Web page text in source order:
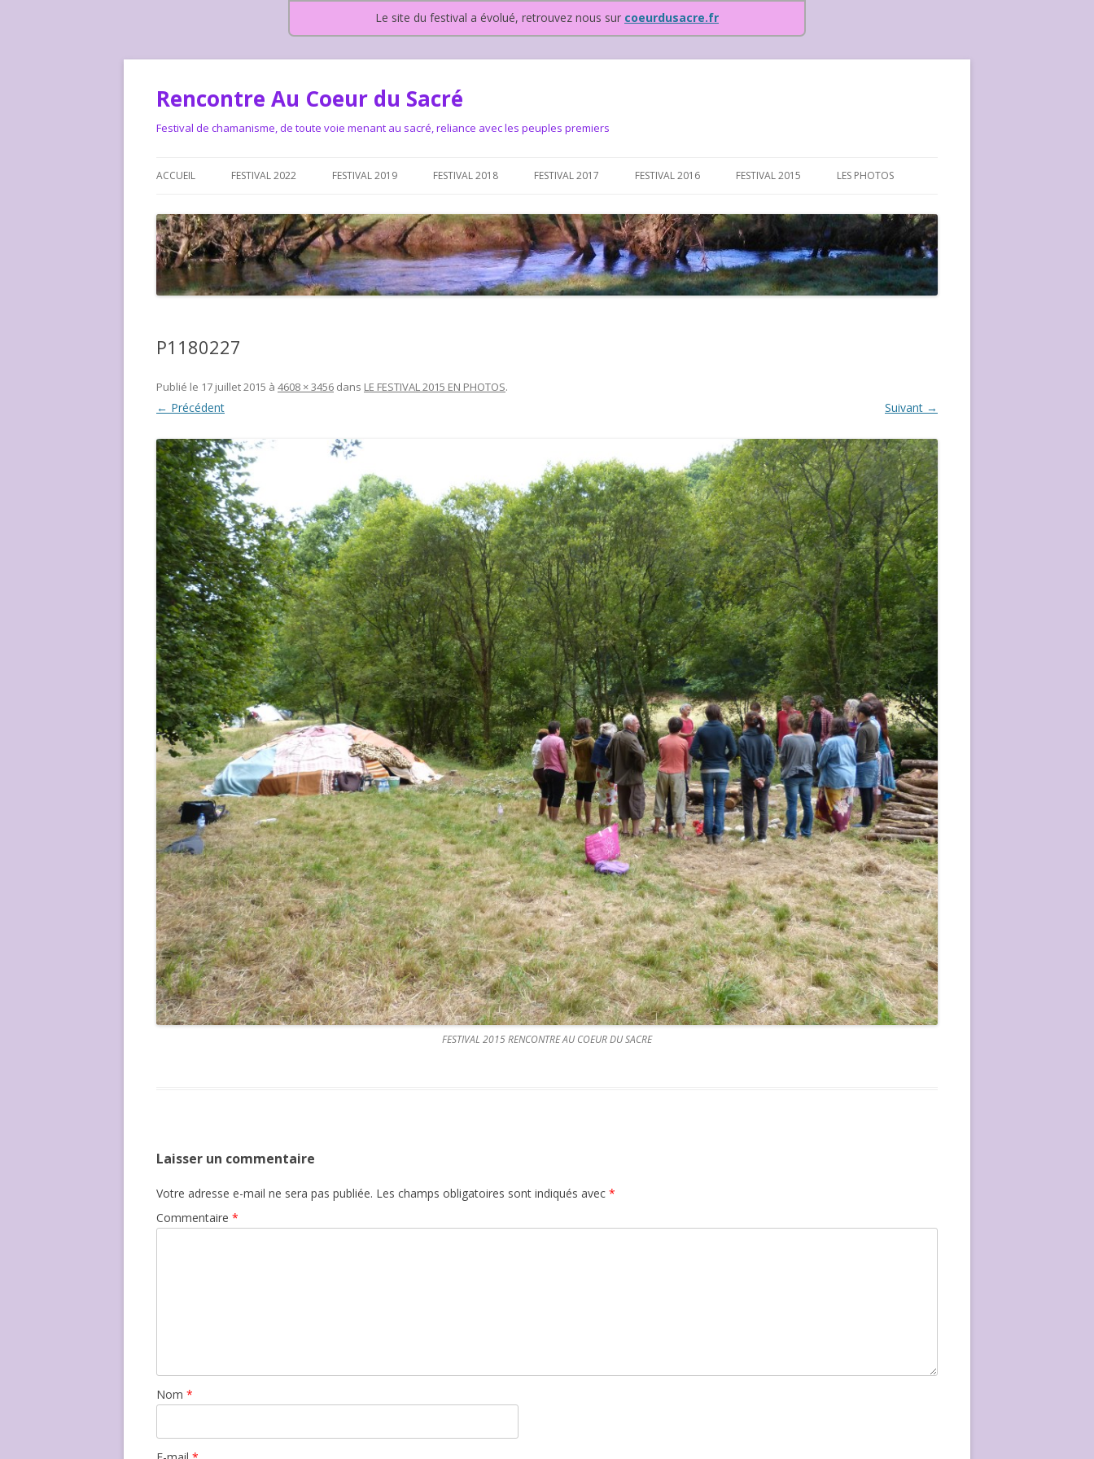
Le site du festival a évolué, retrouvez nous sur coeurdusacre.fr
Rencontre Au Coeur du Sacré
Festival de chamanisme, de toute voie menant au sacré, reliance avec les peuples premiers
ACCUEIL
LA CHARTE DU FESTIVAL
LE FESTIVAL DEPUIS 2015 – QUI
SOMMES-NOUS ?
LE FESTIVAL DEPUIS 2015…OU
ALLONS-NOUS ?
FESTIVAL 2022 FESTIVAL 2019 FESTIVAL 2018 FESTIVAL 2017 FESTIVAL 2016 FESTIVAL 2015 LES PHOTOS
FESTIVAL 2016-PHOTOS
FESTIVAL 2017-PHOTOS ET
VIDÉOS
P1180227
Publié le 17 juillet 2015 à 4608 × 3456 dans LE FESTIVAL 2015 EN PHOTOS.
← Précédent Suivant →
FESTIVAL 2015 RENCONTRE AU COEUR DU SACRE
Laisser un commentaire
Votre adresse e-mail ne sera pas publiée. Les champs obligatoires sont indiqués avec *
Commentaire *
Nom *